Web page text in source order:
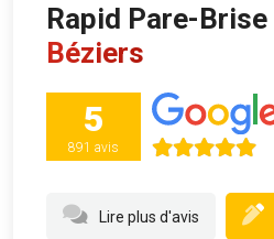
Rapid Pare-Brise
Béziers
5
891 avis
Lire plus d'avis